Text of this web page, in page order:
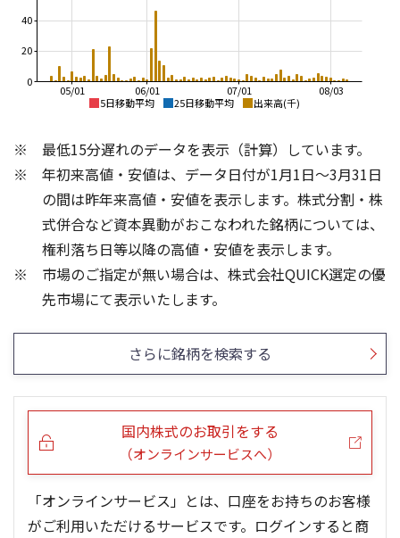
5日移動平均 25日移動平均 出来高(千)
08/03
07/01
06/01
05/01
0
20
40
13週移動平均 26週移動平均 出来高(千)
600
800
1,000
1,100
1,200
0
60
5ヶ月移動平均 25ヶ月移動平均 出来高(千)
0
2,000
3,000
4,000
5,000
0
100
200
最低15分遅れのデータを表示（計算）しています。
年初来高値・安値は、データ日付が1月1日～3月31日
の間は昨年来高値・安値を表示します。株式分割・株
式併合など資本異動がおこなわれた銘柄については、
権利落ち日等以降の高値・安値を表示します。
市場のご指定が無い場合は、株式会社QUICK選定の優
先市場にて表示いたします。
さらに銘柄を検索する
国内株式のお取引をする
（オンラインサービスへ）
「オンラインサービス」とは、口座をお持ちのお客様
がご利用いただけるサービスです。ログインすると商